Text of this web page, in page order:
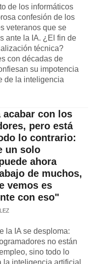
de los informáticos
confesión de los
veteranos que se
ante la IA. ¿El fin de
técnica?
con décadas de
su impotencia
de la inteligencia
acabar con los
pero está
lo contrario:
un solo
ahora
de muchos,
vemos es
con eso"
la IA se desploma:
no están
sino todo lo
la inteligencia artificial